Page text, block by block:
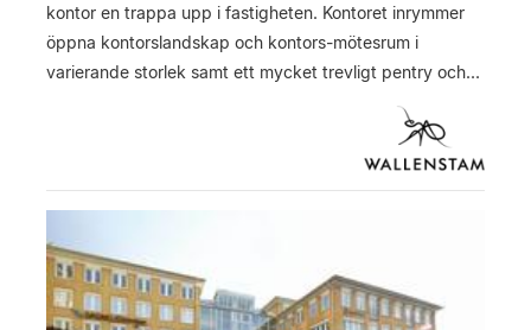
kontor en trappa upp i fastigheten. Kontoret inrymmer
öppna kontorslandskap och kontors-mötesrum i
varierande storlek samt ett mycket trevligt pentry och...